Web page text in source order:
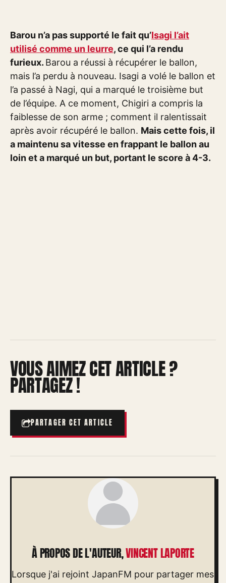
Barou n’a pas supporté le fait qu’Isagi l’ait
utilisé comme un leurre, ce qui l’a rendu
furieux. Barou a réussi à récupérer le ballon,
mais l’a perdu à nouveau. Isagi a volé le ballon et
l’a passé à Nagi, qui a marqué le troisième but
de l’équipe. A ce moment, Chigiri a compris la
faiblesse de son arme ; comment il ralentissait
après avoir récupéré le ballon. Mais cette fois, il
a maintenu sa vitesse en frappant le ballon au
loin et a marqué un but, portant le score à 4-3.
VOUS AIMEZ CET ARTICLE ?
PARTAGEZ !
PARTAGER CET ARTICLE
À PROPOS DE L'AUTEUR,VINCENT LAPORTE
Lorsque j'ai rejoint JapanFM pour partager mes